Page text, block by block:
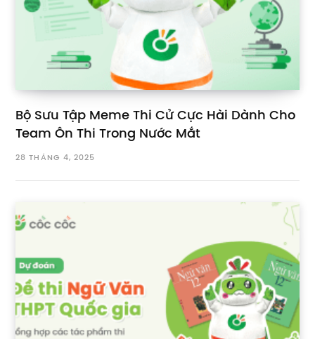
Bộ Sưu Tập Meme Thi Cử Cực Hài Dành Cho
Team Ôn Thi Trong Nước Mắt
28 THÁNG 4, 2025